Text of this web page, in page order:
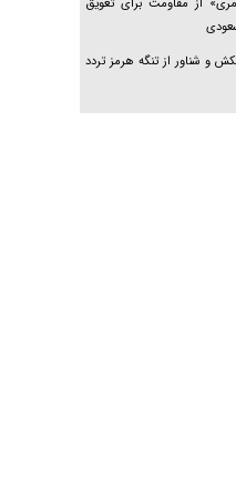
این هفته ۲۷ نفتکش و شناور از تنگه هرمز تردد